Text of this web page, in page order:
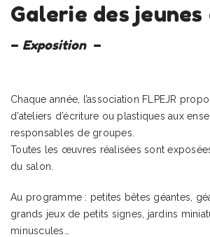
Galerie des
– Exposition –
Chaque année, l’association FLPEJR
d’ateliers d’écriture ou plastiques aux
responsables de groupes.
Toutes les œuvres réalisées sont
du salon.
Au programme : petites bêtes géantes,
grands jeux de petits signes, jardins
minuscules…